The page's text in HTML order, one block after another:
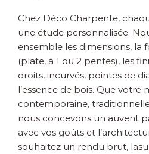
Chez Déco Charpente,
une étude personnalisée.
ensemble les dimensions, la
(plate, à 1 ou 2 pentes), les
droits, incurvés, pointes de
l’essence de bois. Que votre
contemporaine,
nous concevons un auvent
avec vos goûts et
souhaitez un rendu brut,